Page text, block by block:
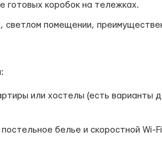
готовых коробок на тележках.
светлом помещении,
или хостелы (есть варианты
белье и скоростной Wi-